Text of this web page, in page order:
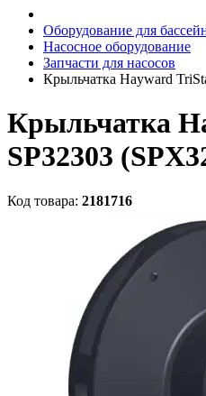
Оборудование для
Насосное оборудование
Запчасти для насосов
Крыльчатка Hayward
Крыльчатка
SP32303
Код товара: 2181716